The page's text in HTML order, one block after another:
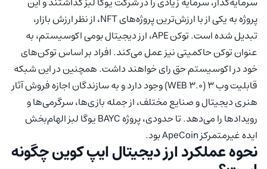
پروژه به یکی از با ارزش‌ترین پروژه‌های NFT، از نظر ارزش بازار،
تبدیل شده است. توکن APE، ارز دیجیتال بومی اکوسیستم، به
عنوان توکن حاکمیتی نیز عمل می‌کند. افراد بر اساس توکن‌های
خود در اکوسیستم حق رای خواهند داشت. همچنین در این شبکه
قابلیت وب 3 (WEB 3.0) وجود دارد و به سازندگان اجازه فروش آثار
هنری دیجیتال و صنایع مختلف، از جمله بازی‌ها، سرگرمی‌ها و
رویدادها را می‌دهد. تا حدودی، پروژه BAYC یوگا لبز الهام‌بخش
ایده غیرمتمرکز ApeCoin بود.
نحوه عملکرد ارز دیجیتال ایپ کوین چگونه